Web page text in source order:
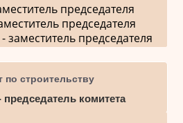
председателя
председателя
- заместитель председателя
по строительству
председатель комитета